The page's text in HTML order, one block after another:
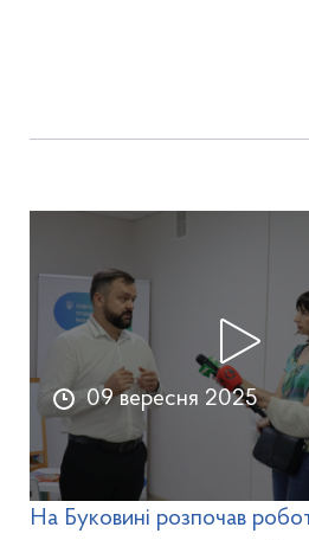
09 вересня 2025
На Буковині розпочав